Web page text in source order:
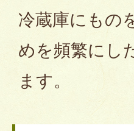
冷蔵庫にもの
めを頻繁にし
ます。